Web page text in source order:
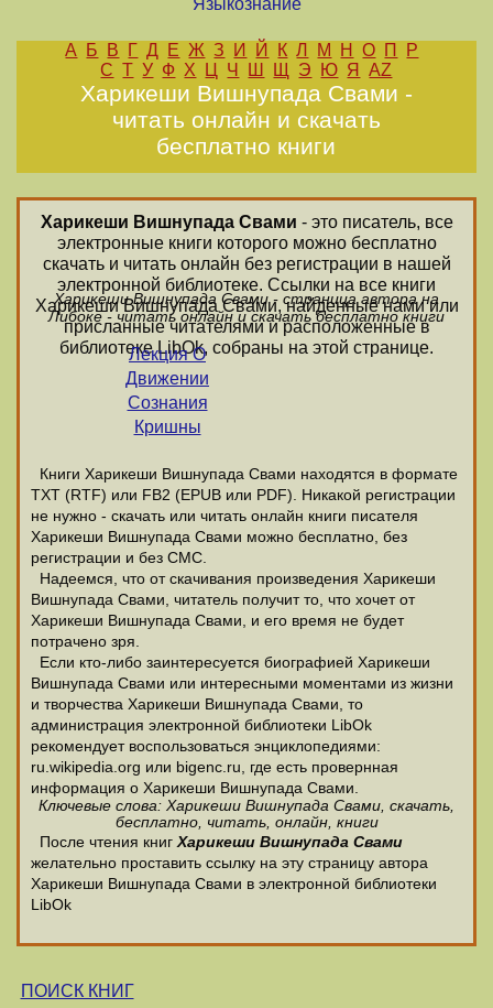
Языкознание
А Б В Г Д Е Ж З И Й К Л М Н О П
Р
С Т У Ф Х Ц Ч Ш Щ Э Ю Я AZ
Харикеши Вишнупада Свами -
читать онлайн и скачать
бесплатно книги
Харикеши Вишнупада Свами - это писатель, все
электронные книги которого можно бесплатно
скачать и читать онлайн без регистрации в нашей
электронной библиотеке. Ссылки на все книги
Харикеши Вишнупада Свами, найденные нами или
присланные читателями и расположенные в
библиотеке LibOk, собраны на этой странице.
Харикеши Вишнупада Свами - страница автора на
Либоке - читать онлайн и скачать бесплатно книги
Лекция О
Движении
Сознания
Кришны
Книги Харикеши Вишнупада Свами находятся в формате
ТХТ (RTF) или FB2 (EPUB или PDF). Никакой регистрации
не нужно - скачать или читать онлайн книги писателя
Харикеши Вишнупада Свами можно бесплатно, без
регистрации и без СМС.
Надеемся, что от скачивания произведения Харикеши
Вишнупада Свами, читатель получит то, что хочет от
Харикеши Вишнупада Свами, и его время не будет
потрачено зря.
Если кто-либо заинтересуется биографией Харикеши
Вишнупада Свами или интересными моментами из жизни
и творчества Харикеши Вишнупада Свами, то
администрация электронной библиотеки LibOk
рекомендует воспользоваться энциклопедиями:
ru.wikipedia.org или bigenc.ru, где есть провернная
информация о Харикеши Вишнупада Свами.
Ключевые слова: Харикеши Вишнупада Свами, скачать,
бесплатно, читать, онлайн, книги
После чтения книгХарикеши Вишнупада Свами
желательно проставить ссылку на эту страницу автора
Харикеши Вишнупада Свами в электронной библиотеки
LibOk
ПОИСК КНИГ